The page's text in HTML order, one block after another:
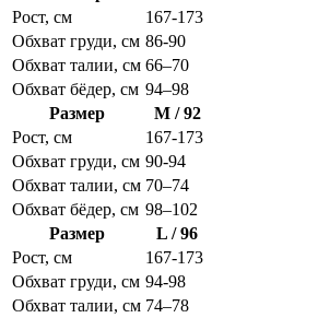
Рост, см
167-173
Обхват груди, см 86-90
Обхват талии, см 66–70
Обхват бёдер, см 94–98
Размер
M / 92
Рост, см
167-173
Обхват груди, см 90-94
Обхват талии, см 70–74
Обхват бёдер, см 98–102
Размер
L / 96
Рост, см
167-173
Обхват груди, см 94-98
Обхват талии, см 74–78